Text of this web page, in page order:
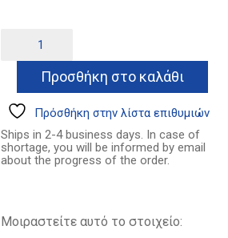
8.00€.είναι:
6.00€.
μόνο
ποσότηταΠροσθήκη στο καλάθι
Πρόσθήκη στην λίστα επιθυμιών
Ships in 2-4 business days. In case of
shortage, you will be informed by email
about the progress of the order.
Μοιραστείτε αυτό το στοιχείο: